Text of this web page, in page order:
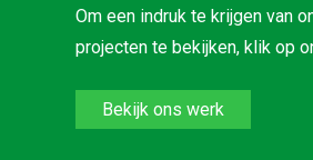
Om een indruk te krijgen van
projecten te bekijken, klik op
Bekijk ons werk